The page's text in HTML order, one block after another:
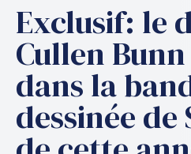
Exclusif: le
Cullen
dans la
dessinée de